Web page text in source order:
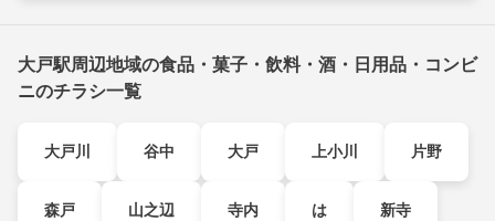
大戸駅周辺地域の食品・菓子・飲料・酒・日用品・コンビ
ニのチラシ一覧
大戸川 谷中 大戸 上小川 片野
森戸 山之辺 寺内 は 新寺